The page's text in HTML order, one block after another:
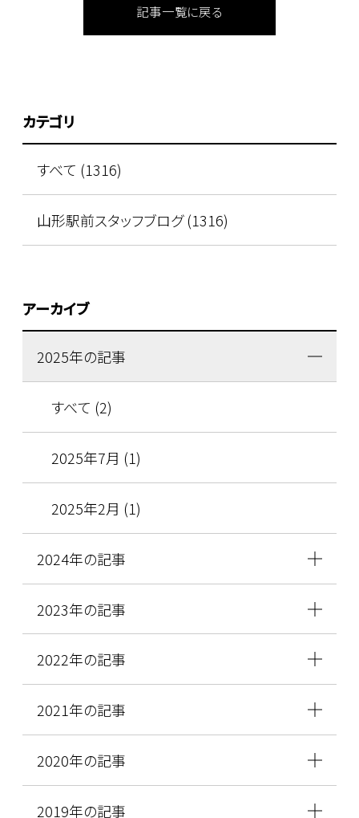
記事一覧に戻る
カテゴリ
すべて (1316)
山形駅前スタッフブログ (1316)
アーカイブ
2025年の記事
すべて (2)
2025年7月 (1)
2025年2月 (1)
2024年の記事
2023年の記事
2022年の記事
2021年の記事
2020年の記事
2019年の記事